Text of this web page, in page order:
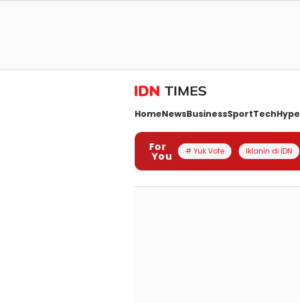
HomeNewsBusinessSportTechHype
For
You # Yuk Vote Iklanin di IDN